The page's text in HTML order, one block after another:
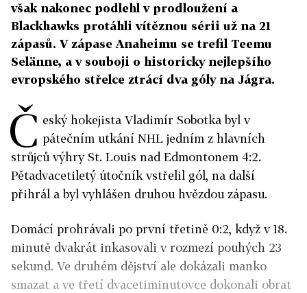
však nakonec podlehl v prodloužení a
Blackhawks protáhli vítěznou sérii už na 21
zápasů. V zápase Anaheimu se trefil Teemu
Selänne, a v souboji o historicky nejlepšího
evropského střelce ztrácí dva góly na Jágra.
Č eský hokejista Vladimír Sobotka byl v
pátečním utkání NHL jedním z hlavních
strůjců výhry St. Louis nad Edmontonem 4:2.
Pětadvacetiletý útočník vstřelil gól, na další
přihrál a byl vyhlášen druhou hvězdou zápasu.
Domácí prohrávali po první třetině 0:2, když v 18.
minutě dvakrát inkasovali v rozmezí pouhých 23
sekund. Ve druhém dějství ale dokázali manko
smazat a ve třetí dvacetiminutovce dokonali obrat